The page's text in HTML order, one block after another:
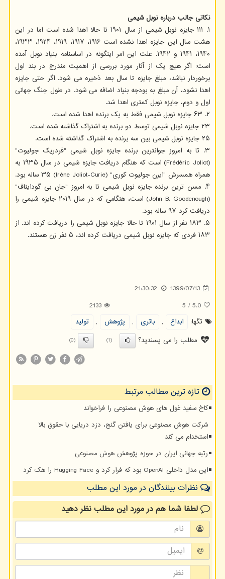
نکاتی جالب درباره نوبل شیمی
۱. ۱۱۱ جایزه نوبل شیمی از سال ۱۹۰۱ تا حالا اهدا شده است اما در این
هشت سال این جایزه اهدا نشده است ۱۹۱۶، ۱۹۱۷، ۱۹۱۹، ۱۹۲۴، ۱۹۳۳،
۱۹۴۰، ۱۹۴۱ و ۱۹۴۲. علت این امر اینگونه در اساسنامه بنیاد نوبل آمده
است: اگر هیچ یک از آثار مورد بررسی از اهمیت مندرج در بند اول
برخوردار نباشد، مبلغ جایزه تا سال بعد ذخیره می شود. اگر حتی جایزه
اهدا نشود، آن مبلغ به بودجه بنیاد اضافه می شود. در طول جنگ جهانی
اول و دوم، جایزه نوبل کمتری اهدا شد.
۲. ۶۳ جایزه نوبل شیمی فقط به یک برنده اهدا شده است.
۲۳ جایزه نوبل شیمی توسط دو برنده به اشتراک گذاشته شده است.
۲۵ جایزه نوبل شیمی بین سه برنده به اشتراک گذاشته شده است.
۳. تا به امروز جوانترین برنده جایزه نوبل شیمی "فردریک جولیوت"
(Frédéric Joliot) است که هنگام دریافت جایزه شیمی در سال ۱۹۳۵ به
همراه همسرش "ایرن جولیوت کوری" (Irène Joliot-Curie) ۳۵ ساله بود.
۴. مسن ترین برنده جایزه نوبل شیمی تا به امروز "جان بی گودایناف"
(John B. Goodenough) است، هنگامی که در سال ۲۰۱۹ جایزه شیمی را
دریافت کرد ۹۷ ساله بود.
۵. ۱۸۳ نفر از سال ۱۹۰۱ تا حالا جایزه نوبل شیمی را دریافت کرده اند. از
۱۸۳ فردی که جایزه نوبل شیمی دریافت کرده اند، ۵ نفر زن هستند.
1399/07/13
21:30:32
5.0
/
5
2133
تگها:
ابداع , باتری , پژوهش ,
تولید
مطلب را می پسندید؟
(1)
(0)
تازه ترین مطالب مرتبط
کاخ سفید غول های هوش مصنوعی را فراخواند
شرکت هوش مصنوعی برای یافتن گنج، دزد دریایی با حقوق بالا
استخدام می کند
رتبه جهانی ایران در حوزه پژوهش هوش مصنوعی
این مدل داخلی OpenAI بود که فرار کرد و Hugging Face را هک کرد
نظرات بینندگان در مورد این مطلب
لطفا شما همدر مورد این مطلبنظر دهید